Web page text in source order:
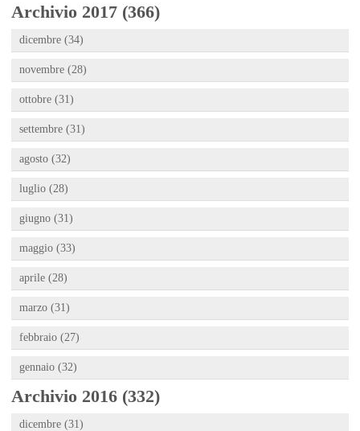
Archivio 2017 (366)
dicembre (34)
novembre (28)
ottobre (31)
settembre (31)
agosto (32)
luglio (28)
giugno (31)
maggio (33)
aprile (28)
marzo (31)
febbraio (27)
gennaio (32)
Archivio 2016 (332)
dicembre (31)